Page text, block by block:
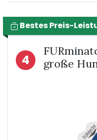
Bestes Preis-
4
große